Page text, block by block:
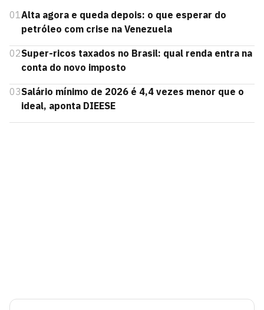
01Alta agora e queda depois: o que esperar do
petróleo com crise na Venezuela
02Super-ricos taxados no Brasil: qual renda entra na
conta do novo imposto
03Salário mínimo de 2026 é 4,4 vezes menor que o
ideal, aponta DIEESE